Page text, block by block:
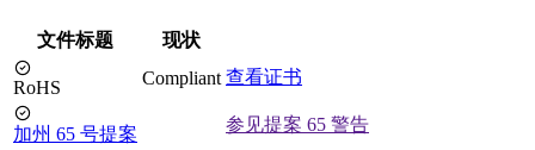
文件标题 现状
RoHS Compliant 查看证书
加州 65 号提案
参见提案 65 警告